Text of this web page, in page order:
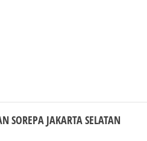
SOREPA JAKARTA SELATAN